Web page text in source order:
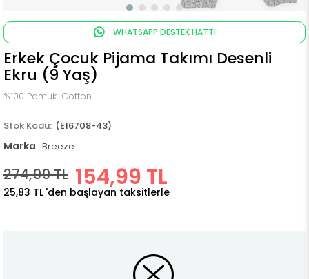
WHATSAPP DESTEK HATTI
Erkek Çocuk Pijama Takımı Desenli
Ekru (9 Yaş)
%100 Pamuk-Cotton
(E16708-43)
Marka : Breeze
274,99 TL 154,99 TL
25,83 TL 'den başlayan taksitlerle